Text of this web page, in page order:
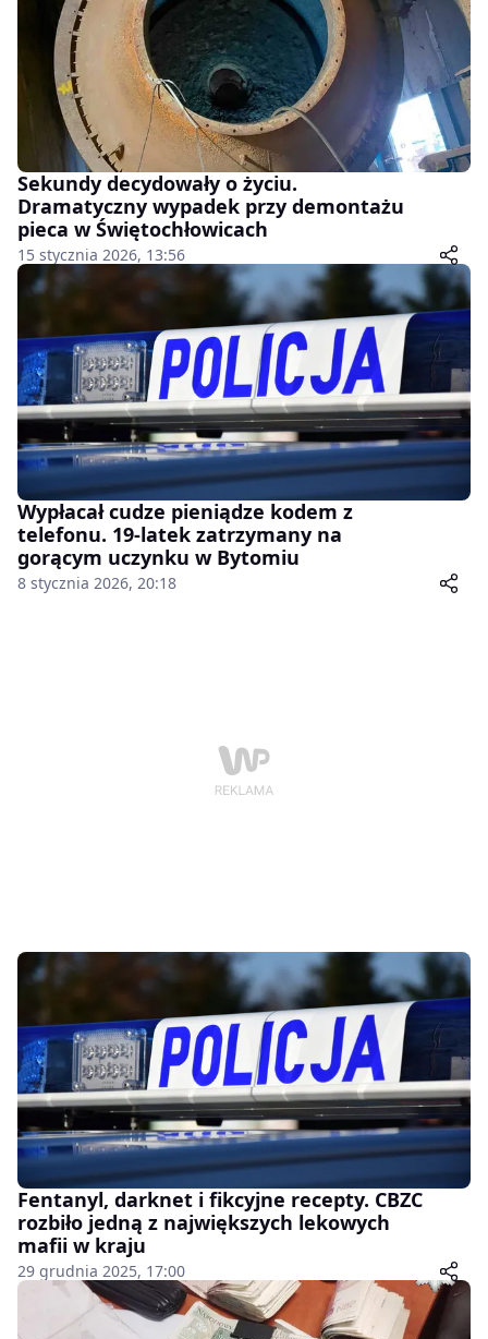
Sekundy decydowały o życiu.
Dramatyczny wypadek przy demontażu
pieca w Świętochłowicach
15 stycznia 2026, 13:56
Wypłacał cudze pieniądze kodem z
telefonu. 19-latek zatrzymany na
gorącym uczynku w Bytomiu
8 stycznia 2026, 20:18
Fentanyl, darknet i fikcyjne recepty. CBZC
rozbiło jedną z największych lekowych
mafii w kraju
29 grudnia 2025, 17:00